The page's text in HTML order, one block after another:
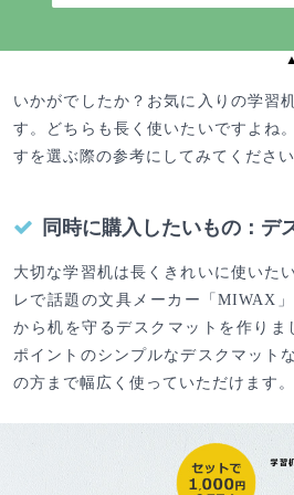
いかがでしたか？お気に入りの学習
す。どちらも長く使いたいですよね
すを選ぶ際の参考にしてみてください
同時に購入したいもの：デ
大切な学習机は長くきれいに使いた
レで話題の文具メーカー「MIWAX
から机を守るデスクマットを作りま
ポイントのシンプルなデスクマット
の方まで幅広く使っていただけます。